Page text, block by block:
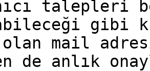
talepleri
gibi
olan mail
de anlık